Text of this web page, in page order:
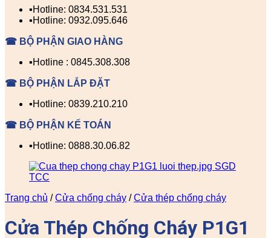
▪️Hotline: 0834.531.531
▪️Hotline: 0932.095.646
☎ BỘ PHẬN GIAO HÀNG
▪️Hotline : 0845.308.308
☎ BỘ PHẬN LẮP ĐẶT
▪️Hotline: 0839.210.210
☎ BỘ PHẬN KẾ TOÁN
▪️Hotline: 0888.30.06.82
Trang chủ / Cửa chống cháy / Cửa thép chống cháy
Cửa Thép Chống Cháy P1G1